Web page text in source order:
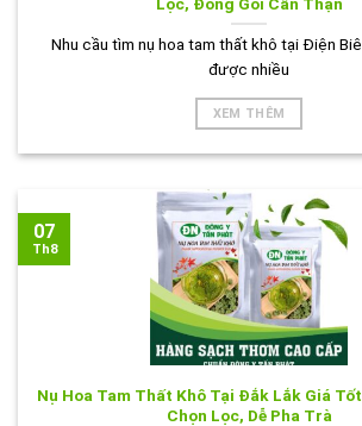
Nhu cầu tìm nụ hoa tam thất khô tại Điện
được nhiều
XEM THÊM
Nụ Hoa Tam Thất Khô Tại Đắk Lắk Giá
Chọn Lọc, Dễ Pha Trà
07
Th8